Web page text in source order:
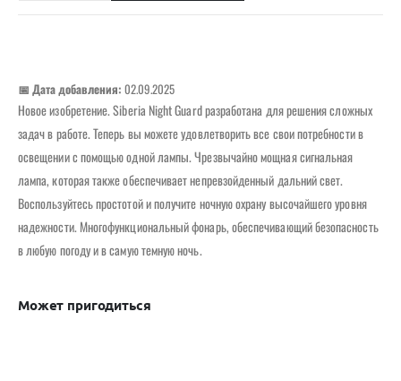
📅 Дата добавления: 02.09.2025
Новое изобретение. Siberia Night Guard разработана для решения сложных
задач в работе. Теперь вы можете удовлетворить все свои потребности в
освещении с помощью одной лампы. Чрезвычайно мощная сигнальная
лампа, которая также обеспечивает непревзойденный дальний свет.
Воспользуйтесь простотой и получите ночную охрану высочайшего уровня
надежности. Многофункциональный фонарь, обеспечивающий безопасность
в любую погоду и в самую темную ночь.
Может пригодиться